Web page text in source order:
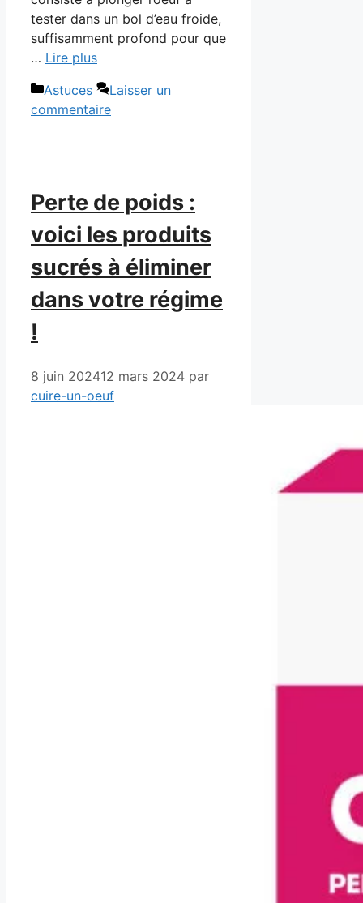
tester dans un bol d’eau froide,
suffisamment profond pour que
… Lire plus
Catégories
Astuces
Laisser un
commentaire
Perte de poids :
voici les produits
sucrés à éliminer
dans votre régime
!
8 juin 202412 mars 2024 par
cuire-un-oeuf